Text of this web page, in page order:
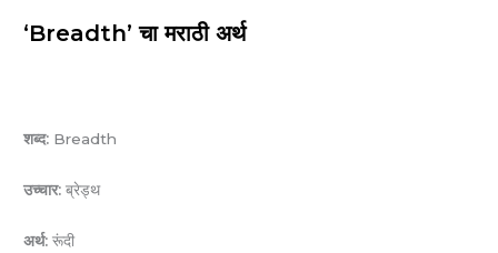
‘Breadth’ चा मराठी अर्थ
शब्द: Breadth
उच्चार: ब्रेड्थ
अर्थ: रूंदी